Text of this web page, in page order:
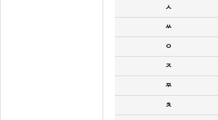
ㅅ
ㅆ
ㅇ
ㅈ
ㅉ
ㅊ